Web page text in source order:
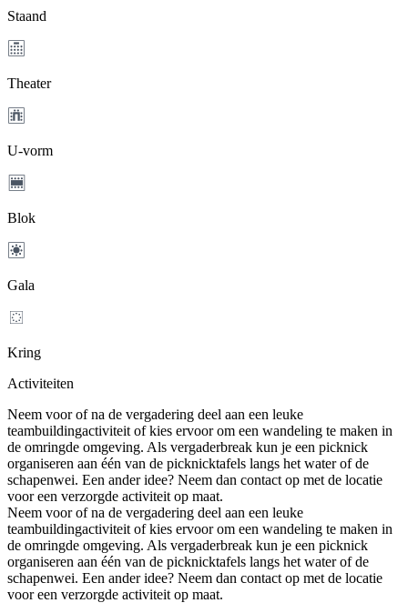
Staand
Theater
U-vorm
Blok
Gala
Kring
Activiteiten
Neem voor of na de vergadering deel aan een leuke
teambuildingactiviteit of kies ervoor om een wandeling te maken in
de omringde omgeving. Als vergaderbreak kun je een picknick
organiseren aan één van de picknicktafels langs het water of de
schapenwei. Een ander idee? Neem dan contact op met de locatie
voor een verzorgde activiteit op maat.
Neem voor of na de vergadering deel aan een leuke
teambuildingactiviteit of kies ervoor om een wandeling te maken in
de omringde omgeving. Als vergaderbreak kun je een picknick
organiseren aan één van de picknicktafels langs het water of de
schapenwei. Een ander idee? Neem dan contact op met de locatie
voor een verzorgde activiteit op maat.